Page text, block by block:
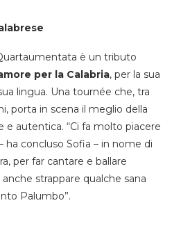
è un tributo
per la Calabria, per la sua
lingua. Una tournée che, tra
porta in scena il meglio della
e autentica. “Ci fa molto piacere
concluso Sofia – in nome di
per far cantare e ballare
strappare qualche sana
Palumbo”.